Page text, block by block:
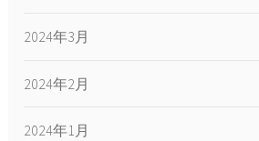
2024年3月
2024年2月
2024年1月